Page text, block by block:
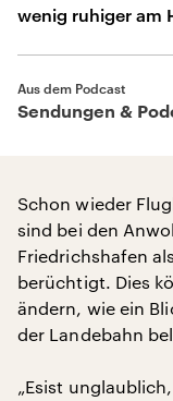
wenig ruhiger am
Aus dem Podcast
Sendungen &
Schon wieder
sind bei den
Friedrichshafen
berüchtigt. Dies
ändern, wie ein
der Landebahn
„Esist